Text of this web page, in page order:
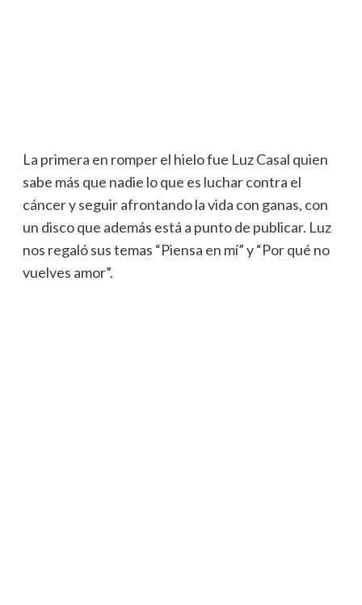
La primera en romper el hielo fue Luz Casal quien
sabe más que nadie lo que es luchar contra el
cáncer y seguir afrontando la vida con ganas, con
un disco que además está a punto de publicar. Luz
nos regaló sus temas “Piensa en mí” y “Por qué no
vuelves amor”.